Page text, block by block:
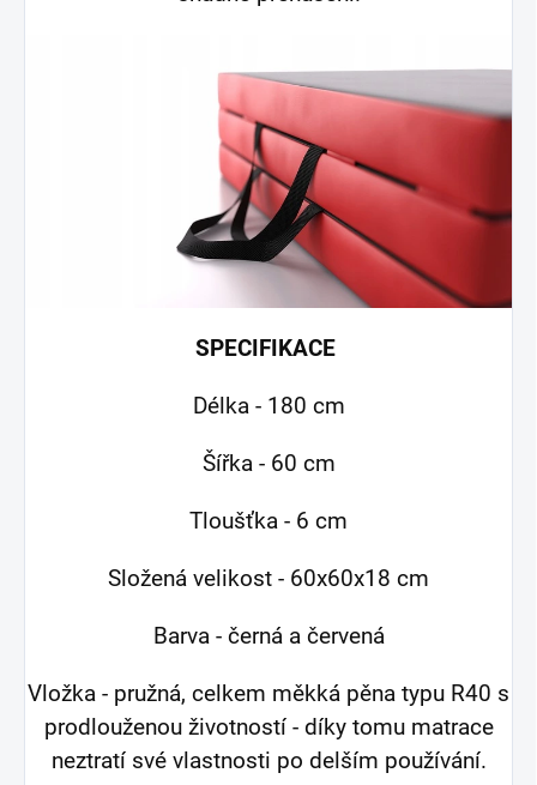
SPECIFIKACE
Délka - 180 cm
Šířka - 60 cm
Tloušťka - 6 cm
Složená velikost - 60x60x18 cm
Barva - černá a červená
Vložka - pružná, celkem měkká pěna typu R40 s
prodlouženou životností - díky tomu matrace
neztratí své vlastnosti po delším používání.